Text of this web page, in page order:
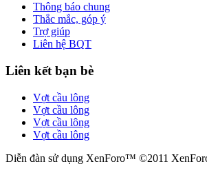
Thông báo chung
Thắc mắc, góp ý
Trợ giúp
Liên hệ BQT
Liên kết bạn bè
Vợt cầu lông
Vợt cầu lông
Vợt cầu lông
Vợt cầu lông
Diễn đàn sử dụng XenForo™ ©2011